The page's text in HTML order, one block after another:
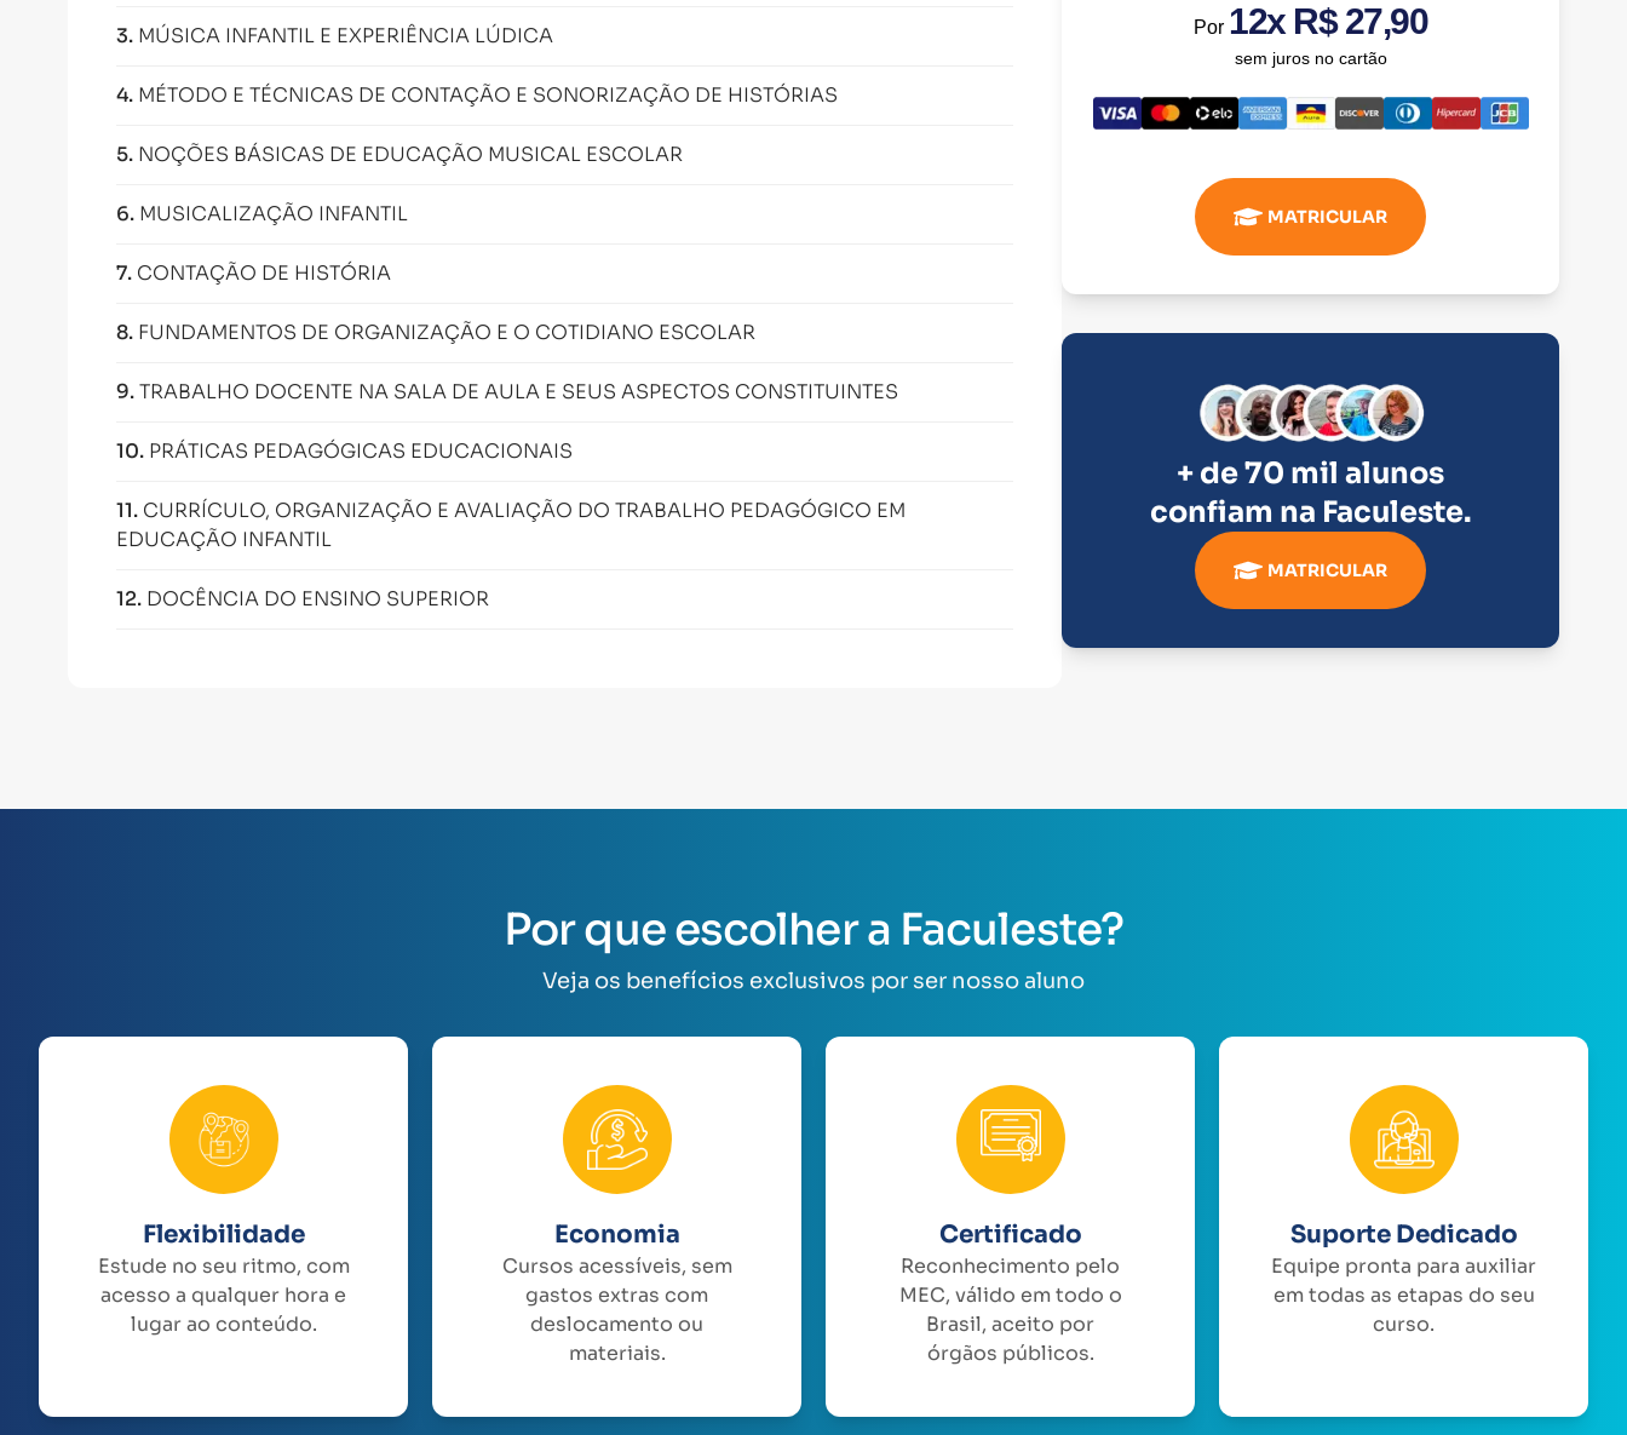
3. MÚSICA INFANTIL E EXPERIÊNCIA LÚDICA
4. MÉTODO E TÉCNICAS DE CONTAÇÃO E SONORIZAÇÃO DE HISTÓRIAS
5. NOÇÕES BÁSICAS DE EDUCAÇÃO MUSICAL ESCOLAR
6. MUSICALIZAÇÃO INFANTIL
7. CONTAÇÃO DE HISTÓRIA
8. FUNDAMENTOS DE ORGANIZAÇÃO E O COTIDIANO ESCOLAR
9.TRABALHO DOCENTE NA SALA DE AULA E SEUS ASPECTOS CONSTITUINTES
10. PRÁTICAS PEDAGÓGICAS EDUCACIONAIS
11. CURRÍCULO, ORGANIZAÇÃO E AVALIAÇÃO DO TRABALHO PEDAGÓGICO EM
EDUCAÇÃO INFANTIL
12. DOCÊNCIA DO ENSINO SUPERIOR
Por 12x R$ 27,90
sem juros no cartão
MATRICULAR
+ de 70 mil alunos
confiam na Faculeste.
MATRICULAR
Por que escolher a Faculeste?
Veja os benefícios exclusivos por ser nosso aluno
Flexibilidade
Estude no seu ritmo, com
acesso a qualquer hora e
lugar ao conteúdo.
Economia
Cursos acessíveis, sem
gastos extras com
deslocamento ou
materiais.
Certificado
Reconhecimento pelo
MEC, válido em todo o
Brasil, aceito por
órgãos públicos.
Suporte Dedicado
Equipe pronta para auxiliar
em todas as etapas do seu
curso.